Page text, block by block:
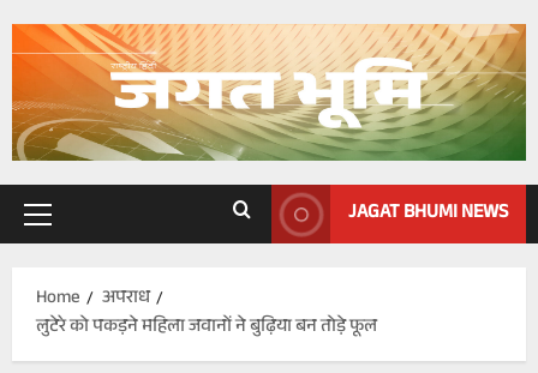
Primary
JAGAT BHUMI NEWS
Home
अपराध
लुटेरे को पकड़ने महिला जवानों ने बुढ़िया बन तोड़े फूल